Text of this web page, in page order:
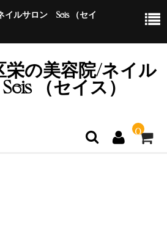
イルサロン Seis （セイ
栄の美容院/ネイル
（セイス）
0
表示